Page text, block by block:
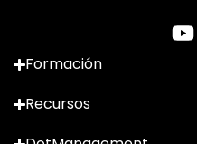
Formación
Recursos